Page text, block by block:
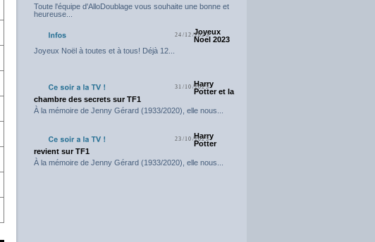
Toute l'équipe d'AlloDoublage vous souhaite une bonne et
heureuse...
24/12/2023
Joyeux
Noel 2023
Joyeux Noël à toutes et à tous! Déjà 12...
31/10/2023
Harry
Potter et la
chambre des secrets sur TF1
À la mémoire de Jenny Gérard (1933/2020), elle nous...
23/10/2023
Harry
Potter
revient sur TF1
À la mémoire de Jenny Gérard (1933/2020), elle nous...